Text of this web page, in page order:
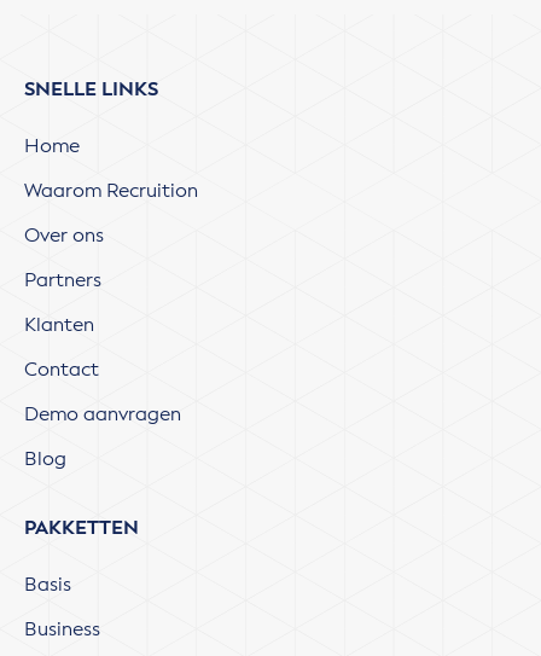
SNELLE LINKS
Home
Waarom Recruition
Over ons
Partners
Klanten
Contact
Demo aanvragen
Blog
PAKKETTEN
Basis
Business